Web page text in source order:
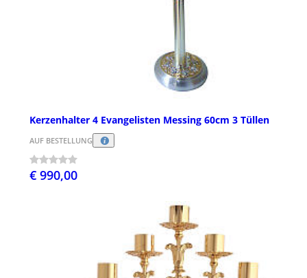
Kerzenhalter 4 Evangelisten Messing 60cm 3 Tüllen
AUF BESTELLUNG
€ 990,00